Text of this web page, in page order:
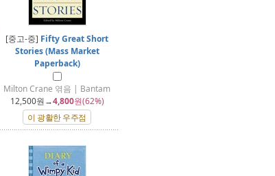
[중고-중] Fifty Great Short
Stories (Mass Market
Paperback)
Milton Crane 엮음 | Bantam
12,500원→4,800원(62%)
이 광활한 우주점